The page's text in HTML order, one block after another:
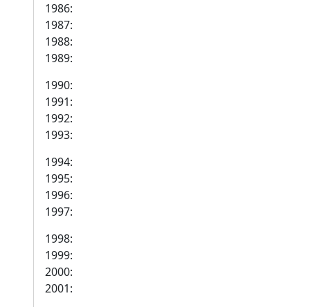
1986:
1987:
1988:
1989:
1990:
1991:
1992:
1993:
1994:
1995:
1996:
1997:
1998:
1999:
2000:
2001: